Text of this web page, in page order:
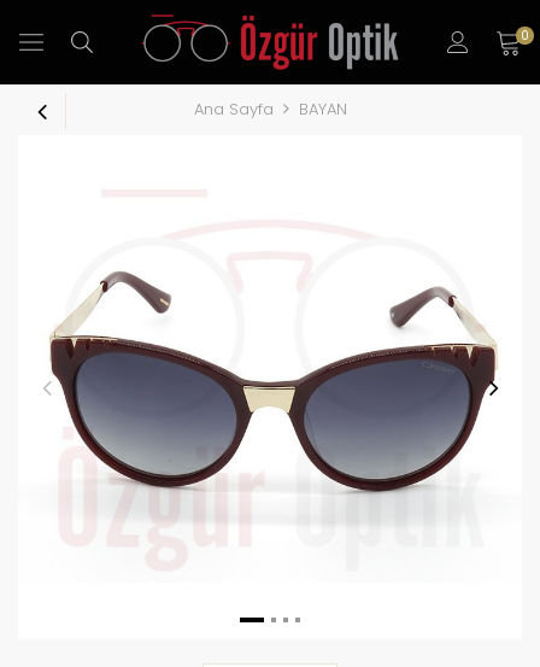
0
Ana Sayfa BAYAN